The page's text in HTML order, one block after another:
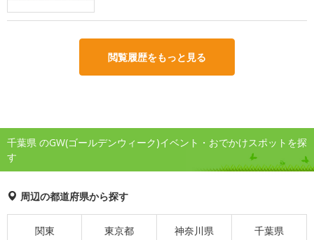
閲覧履歴をもっと見る
千葉県 のGW(ゴールデンウィーク)イベント・おでかけスポットを探
す
周辺の都道府県から探す
関東 東京都 神奈川県 千葉県